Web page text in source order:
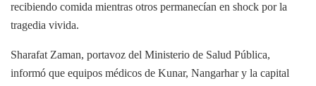
recibiendo comida mientras otros permanecían en shock por la
tragedia vivida.
Sharafat Zaman, portavoz del Ministerio de Salud Pública,
informó que equipos médicos de Kunar, Nangarhar y la capital